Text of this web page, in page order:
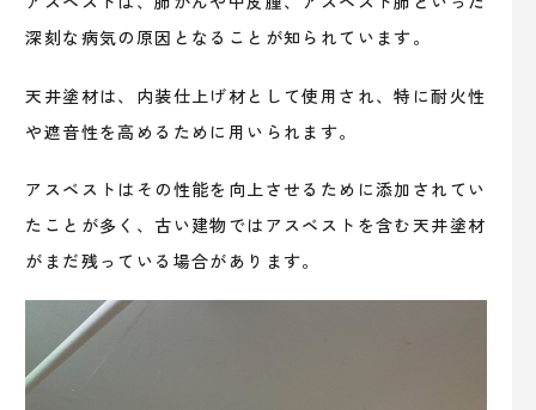
深刻な病気の原因となることが知られています。
天井塗材は、内装仕上げ材として使用され、特に耐火性
や遮音性を高めるために用いられます。
アスベストはその性能を向上させるために添加されてい
たことが多く、古い建物ではアスベストを含む天井塗材
がまだ残っている場合があります。